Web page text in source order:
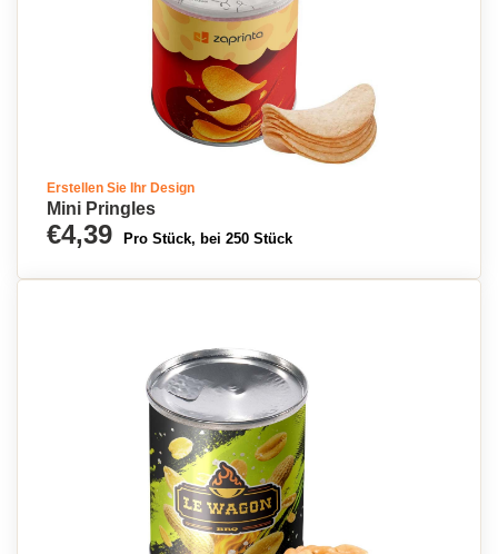
Erstellen Sie Ihr Design
Mini Pringles
€4,39 Pro Stück, bei 250 Stück